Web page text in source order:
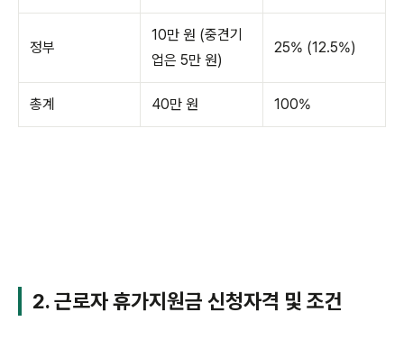
정부
10만 원 (중견기
업은 5만 원)
25% (12.5%)
총계 40만 원 100%
2. 근로자 휴가지원금 신청자격 및 조건